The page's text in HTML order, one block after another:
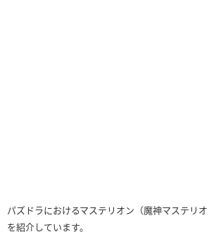
パズドラにおけるマステリオン（魔神マステリ
を紹介しています。